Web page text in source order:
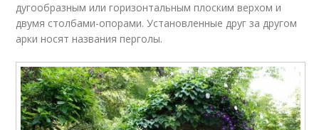
дугообразным или горизонтальным плоским верхом и
двумя столбами-опорами. Установленные друг за другом
арки носят названия перголы.